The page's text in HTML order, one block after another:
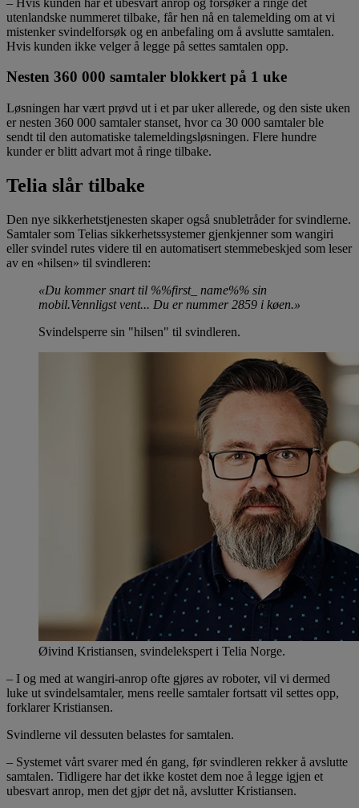
utenlandske nummeret tilbake, får hen nå en talemelding om at vi
mistenker svindelforsøk og en anbefaling om å avslutte samtalen.
Hvis kunden ikke velger å legge på settes samtalen opp.
Nesten 360 000 samtaler blokkert på 1 uke
Løsningen har vært prøvd ut i et par uker allerede, og den siste uken
er nesten 360 000 samtaler stanset, hvor ca 30 000 samtaler ble
sendt til den automatiske talemeldingsløsningen. Flere hundre
kunder er blitt advart mot å ringe tilbake.
Telia slår tilbake
Den nye sikkerhetstjenesten skaper også snubletråder for svindlerne.
Samtaler som Telias sikkerhetssystemer gjenkjenner som wangiri
eller svindel rutes videre til en automatisert stemmebeskjed som leser
av en «hilsen» til svindleren:
«Du kommer snart til %%first_ name%% sin
mobil.Vennligst vent... Du er nummer 2859 i køen.»
Svindelsperre sin "hilsen" til svindleren.
Øivind Kristiansen, svindelekspert i Telia Norge.
– I og med at wangiri-anrop ofte gjøres av roboter, vil vi dermed
luke ut svindelsamtaler, mens reelle samtaler fortsatt vil settes opp,
forklarer Kristiansen.
Svindlerne vil dessuten belastes for samtalen.
– Systemet vårt svarer med én gang, før svindleren rekker å avslutte
samtalen. Tidligere har det ikke kostet dem noe å legge igjen et
ubesvart anrop, men det gjør det nå, avslutter Kristiansen.